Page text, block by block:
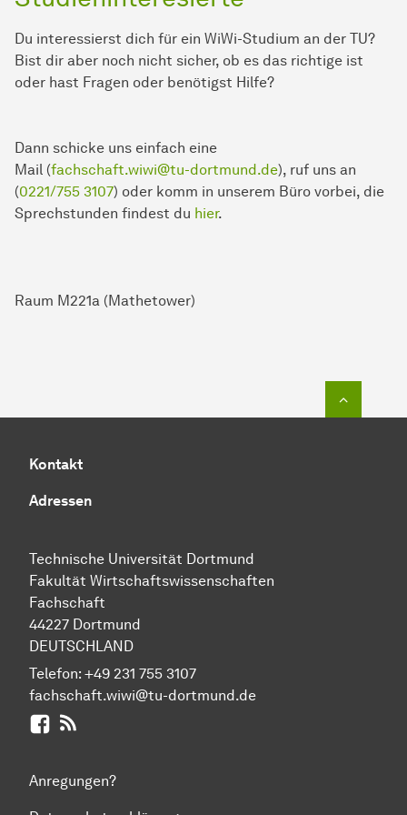
Du interessierst dich für ein WiWi-Studium an der TU?
Bist dir aber noch nicht sicher, ob es das richtige ist
oder hast Fragen oder benötigst Hilfe?
Dann schicke uns einfach eine
Mail (fachschaft.wiwi@tu-dortmund.de), ruf uns an
(0221/755 3107) oder komm in unserem Büro vorbei, die
Sprechstunden findest du hier.
Raum M221a (Mathetower)
Kontakt
Adressen
Technische Uni­ver­si­tät Dort­mund
Fakultät Wirtschafts­wissen­schaften
Fachschaft
44227 Dort­mund
DEUTSCHLAND
Telefon: +49 231 755 3107
fachschaft.wiwi@tu-dortmund.de
Facebook
Anregungen?